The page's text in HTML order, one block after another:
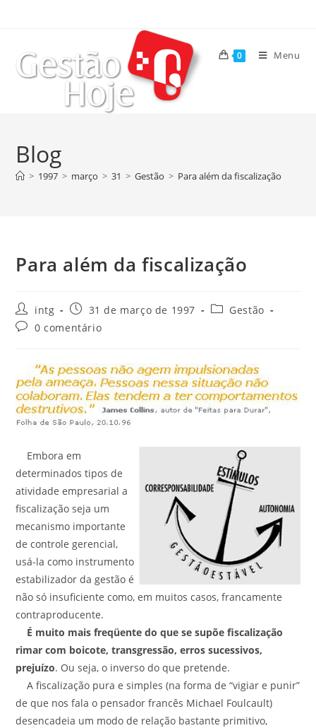
0 Menu
Blog
> 1997 > março > 31 > Gestão > Para além da fiscalização
Para além da fiscalização
intg 31 de março de 1997
Gestão
0 comentário
Embora em
determinados tipos de
atividade empresarial a
fiscalização seja um
mecanismo importante
de controle gerencial,
usá-la como instrumento
estabilizador da gestão é
não só insuficiente como, em muitos casos, francamente
contraproducente.
É muito mais freqüente do que se supõe fiscalização
rimar com boicote, transgressão, erros sucessivos,
prejuízo. Ou seja, o inverso do que pretende.
A fiscalização pura e simples (na forma de “vigiar e punir”
de que nos fala o pensador francês Michael Foulcault)
desencadeia um modo de relação bastante primitivo,